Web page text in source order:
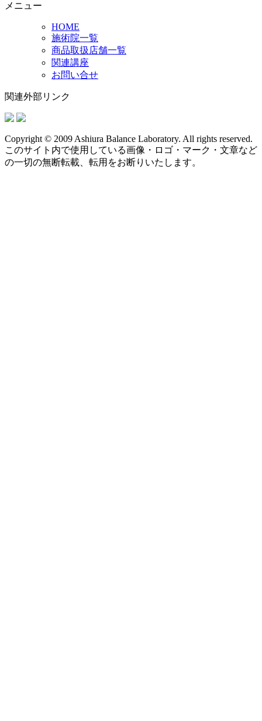
メニュー
HOME
施術院一覧
商品取扱店舗一覧
関連講座
お問い合せ
関連外部リンク
Copyright © 2009 Ashiura Balance Laboratory. All rights reserved.
このサイト内で使用している画像・ロゴ・マーク・文章など
の一切の無断転載、転用をお断りいたします。